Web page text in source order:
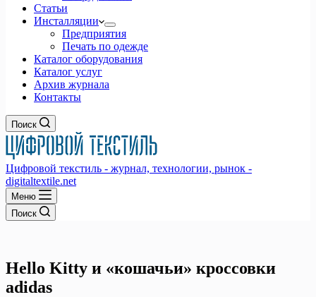
Статьи
Инсталляции
Предприятия
Печать по одежде
Каталог оборудования
Каталог услуг
Архив журнала
Контакты
Поиск
Цифровой текстиль - журнал, технологии, рынок -
digitaltextile.net
Меню
Поиск
Hello Kitty и «кошачьи» кроссовки
adidas